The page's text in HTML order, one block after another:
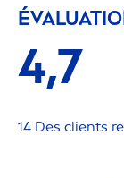
4,7
14 Des clients